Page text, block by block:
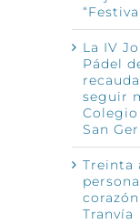
La IV
Pádel
seguir
San
Treinta
Tranvía